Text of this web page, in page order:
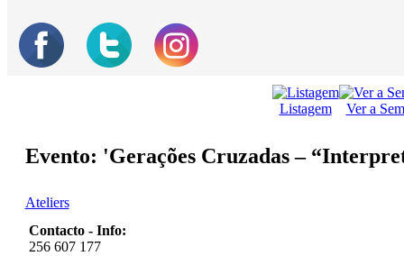
Listagem Ver a
Evento: 'Gerações Cruzadas –
Ateliers
Contacto - Info:
256 607 177